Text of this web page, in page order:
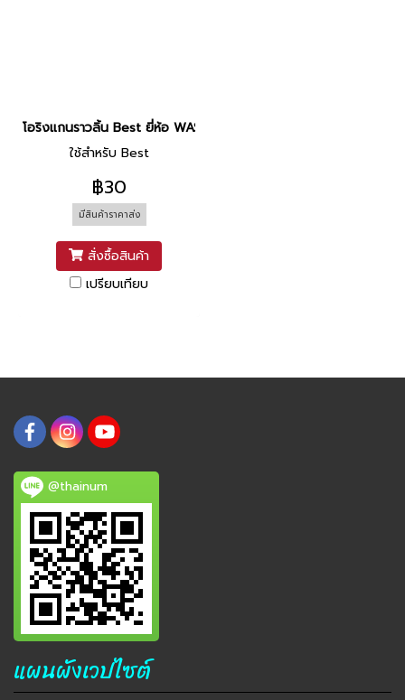
โอริงแกนราวลิ้น Best ยี่ห้อ WASHI
ใช้สำหรับ Best
฿30
มีสินค้าราคาส่ง
สั่งซื้อสินค้า
เปรียบเทียบ
@thainum
แผนผังเวปไซต์